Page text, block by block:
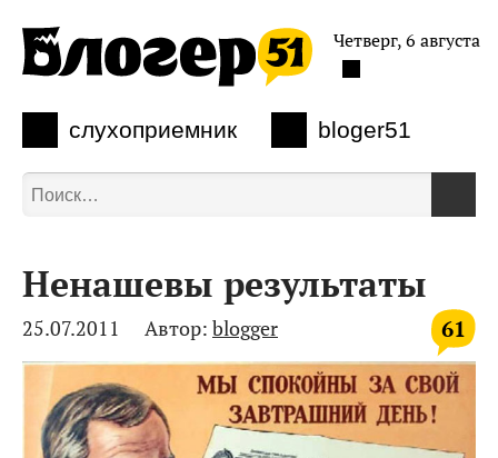
слухоприемник bloger51
Четверг, 6 августа
Ненашевы результаты
61
25.07.2011 Автор: blogger